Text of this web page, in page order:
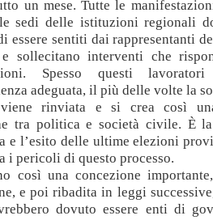
un mese. Tutte le
sedi delle istituzioni regionali
essere sentiti dai rappresentanti
sollecitano interventi che
Spesso questi
adeguata, il più delle volte la
rinviata e si crea così
tra politica e società civile. È
e l’esito delle ultime elezioni
i pericoli di questo processo.
così una concezione
e poi ribadita in leggi
dovuto essere enti di